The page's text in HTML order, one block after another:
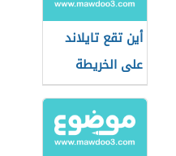
أين تقع تايلاند
على الخريطة